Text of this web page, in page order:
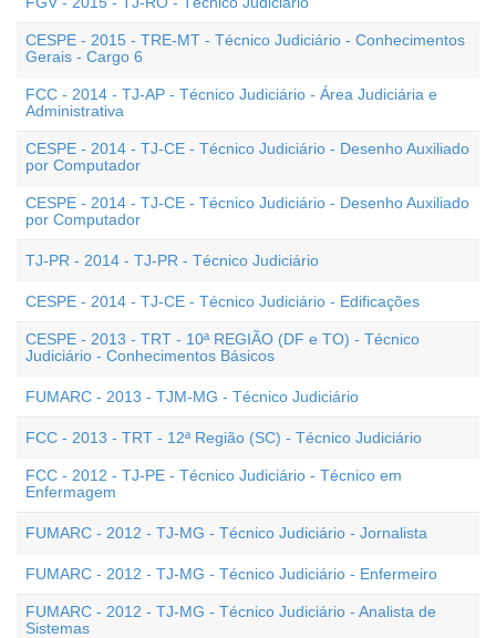
CESPE - 2015 - TRE-MT - Técnico Judiciário - Conhecimentos
Gerais - Cargo 6
FCC - 2014 - TJ-AP - Técnico Judiciário - Área Judiciária e
Administrativa
CESPE - 2014 - TJ-CE - Técnico Judiciário - Desenho Auxiliado
por Computador
CESPE - 2014 - TJ-CE - Técnico Judiciário - Desenho Auxiliado
por Computador
TJ-PR - 2014 - TJ-PR - Técnico Judiciário
CESPE - 2014 - TJ-CE - Técnico Judiciário - Edificações
CESPE - 2013 - TRT - 10ª REGIÃO (DF e TO) - Técnico
Judiciário - Conhecimentos Básicos
FUMARC - 2013 - TJM-MG - Técnico Judiciário
FCC - 2013 - TRT - 12ª Região (SC) - Técnico Judiciário
FCC - 2012 - TJ-PE - Técnico Judiciário - Técnico em
Enfermagem
FUMARC - 2012 - TJ-MG - Técnico Judiciário - Jornalista
FUMARC - 2012 - TJ-MG - Técnico Judiciário - Enfermeiro
FUMARC - 2012 - TJ-MG - Técnico Judiciário - Analista de
Sistemas